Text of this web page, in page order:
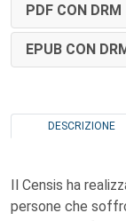
PDF CON DRM
EPUB CON
DESCRIZIONE
Il Censis ha
persone che